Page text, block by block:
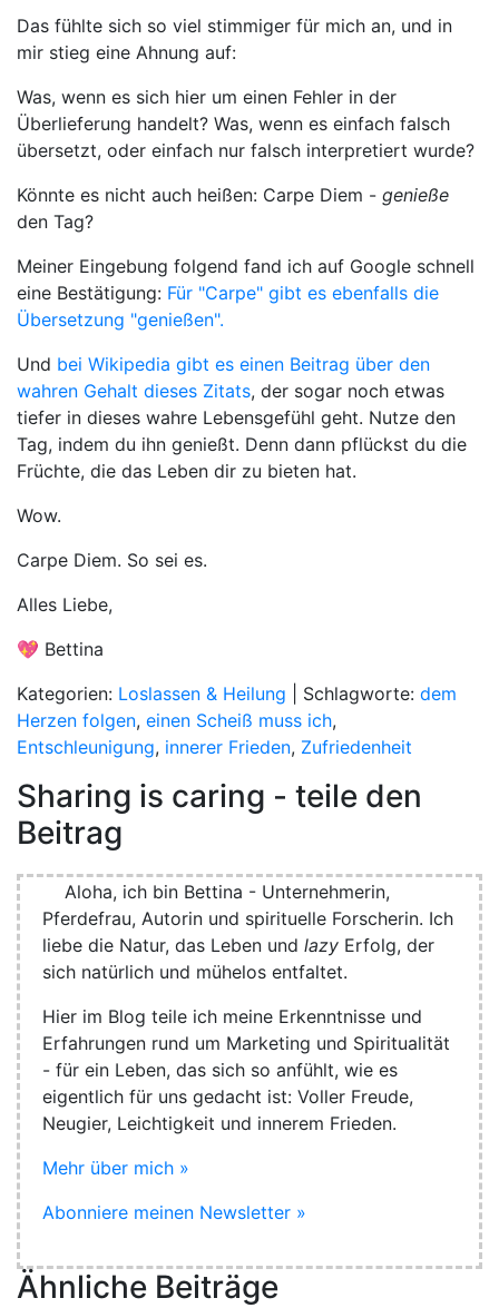
Das fühlte sich so viel stimmiger für mich an, und in
mir stieg eine Ahnung auf:
Was, wenn es sich hier um einen Fehler in der
Überlieferung handelt? Was, wenn es einfach falsch
übersetzt, oder einfach nur falsch interpretiert wurde?
Könnte es nicht auch heißen: Carpe Diem - genieße
den Tag?
Meiner Eingebung folgend fand ich auf Google schnell
eine Bestätigung: Für "Carpe" gibt es ebenfalls die
Übersetzung "genießen".
Und bei Wikipedia gibt es einen Beitrag über den
wahren Gehalt dieses Zitats, der sogar noch etwas
tiefer in dieses wahre Lebensgefühl geht. Nutze den
Tag, indem du ihn genießt. Denn dann pflückst du die
Früchte, die das Leben dir zu bieten hat.
Wow.
Carpe Diem. So sei es.
Alles Liebe,
💖 Bettina
Kategorien: Loslassen & Heilung | Schlagworte: dem
Herzen folgen, einen Scheiß muss ich,
Entschleunigung, innerer Frieden, Zufriedenheit
Sharing is caring - teile den
Beitrag
Aloha, ich bin Bettina - Unternehmerin,
Pferdefrau, Autorin und spirituelle Forscherin. Ich
liebe die Natur, das Leben und lazy Erfolg, der
sich natürlich und mühelos entfaltet.
Hier im Blog teile ich meine Erkenntnisse und
Erfahrungen rund um Marketing und Spiritualität
- für ein Leben, das sich so anfühlt, wie es
eigentlich für uns gedacht ist: Voller Freude,
Neugier, Leichtigkeit und innerem Frieden.
Mehr über mich »
Abonniere meinen Newsletter »
Ähnliche Beiträge